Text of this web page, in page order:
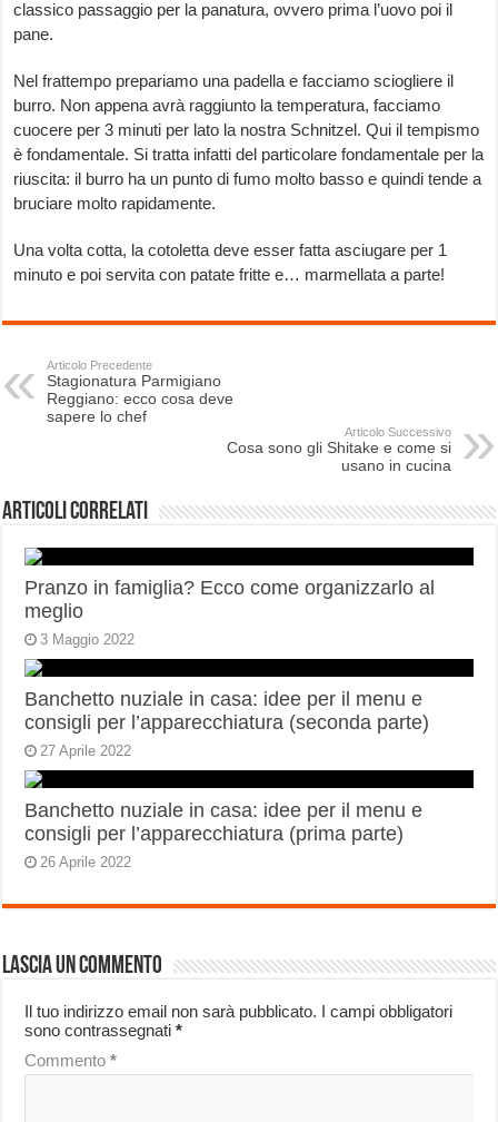
classico passaggio per la panatura, ovvero prima l’uovo poi il
pane.
Nel frattempo prepariamo una padella e facciamo sciogliere il
burro. Non appena avrà raggiunto la temperatura, facciamo
cuocere per 3 minuti per lato la nostra Schnitzel. Qui il tempismo
è fondamentale. Si tratta infatti del particolare fondamentale per la
riuscita: il burro ha un punto di fumo molto basso e quindi tende a
bruciare molto rapidamente.
Una volta cotta, la cotoletta deve esser fatta asciugare per 1
minuto e poi servita con patate fritte e… marmellata a parte!
Articolo Precedente
Stagionatura Parmigiano
Reggiano: ecco cosa deve
sapere lo chef
Articolo Successivo
Cosa sono gli Shitake e come si
usano in cucina
Articoli correlati
Pranzo in famiglia? Ecco come organizzarlo al
meglio
3 Maggio 2022
Banchetto nuziale in casa: idee per il menu e
consigli per l’apparecchiatura (seconda parte)
27 Aprile 2022
Banchetto nuziale in casa: idee per il menu e
consigli per l’apparecchiatura (prima parte)
26 Aprile 2022
Lascia un commento
Il tuo indirizzo email non sarà pubblicato. I campi obbligatori
sono contrassegnati*
Commento*